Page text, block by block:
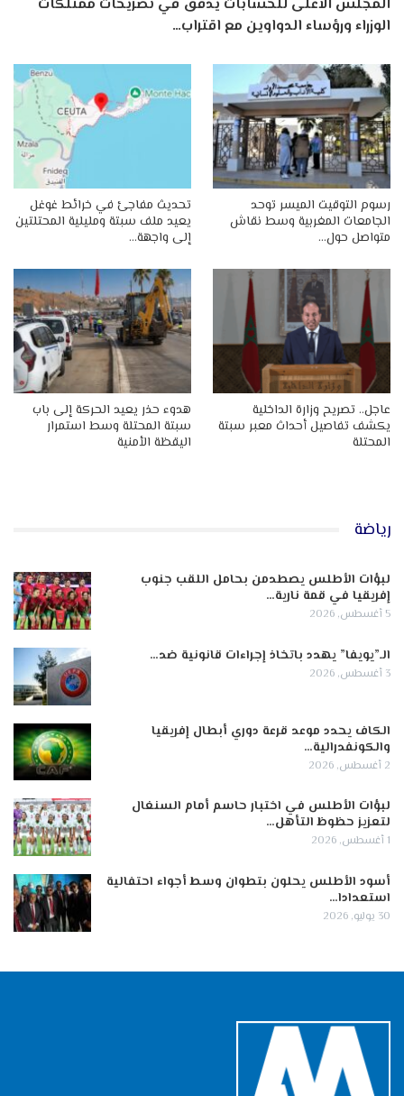
المجلس الأعلى للحسابات يدقق في تصريحات ممتلكات
الوزراء ورؤساء الدواوين مع اقتراب…
رسوم التوقيت الميسر توحد
الجامعات المغربية وسط نقاش
متواصل حول…
تحديث مفاجئ في خرائط غوغل
يعيد ملف سبتة ومليلية المحتلتين
إلى واجهة…
عاجل.. تصريح وزارة الداخلية
يكشف تفاصيل أحداث معبر سبتة
المحتلة
هدوء حذر يعيد الحركة إلى باب
سبتة المحتلة وسط استمرار
اليقظة الأمنية
رياضة
لبؤات الأطلس يصطدمن بحامل اللقب جنوب
إفريقيا في قمة نارية…
5 أغسطس, 2026
الـ”يويفا” يهدد باتخاذ إجراءات قانونية ضد…
3 أغسطس, 2026
الكاف يحدد موعد قرعة دوري أبطال إفريقيا
والكونفدرالية…
2 أغسطس, 2026
لبؤات الأطلس في اختبار حاسم أمام السنغال
لتعزيز حظوظ التأهل…
1 أغسطس, 2026
أسود الأطلس يحلون بتطوان وسط أجواء احتفالية
استعدادا…
30 يوليو, 2026